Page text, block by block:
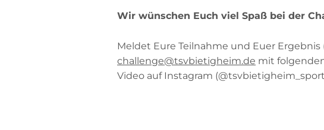
Wir wünschen Euch viel Spaß bei der
Meldet Eure Teilnahme und Euer
challenge@tsvbietigheim.de mit
Video auf Instagram